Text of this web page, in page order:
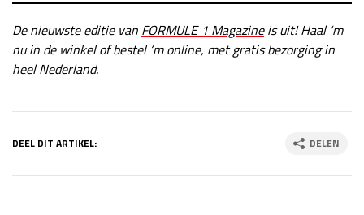
Kwalificatie
za 19:00 - 20:00
Race
zo 17:00 - 19:00
De nieuwste editie van FORMULE 1 Magazineis uit! Haal ‘m
nu in de winkel of bestel ‘m online, met gratis bezorging in
heel Nederland.
DEEL DIT ARTIKEL: DELEN